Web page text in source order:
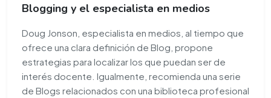
Blogging y el especialista en medios
Doug Jonson, especialista en medios, al tiempo que
ofrece una clara definición de Blog, propone
estrategias para localizar los que puedan ser de
interés docente. Igualmente, recomienda una serie
de Blogs relacionados con una biblioteca profesional